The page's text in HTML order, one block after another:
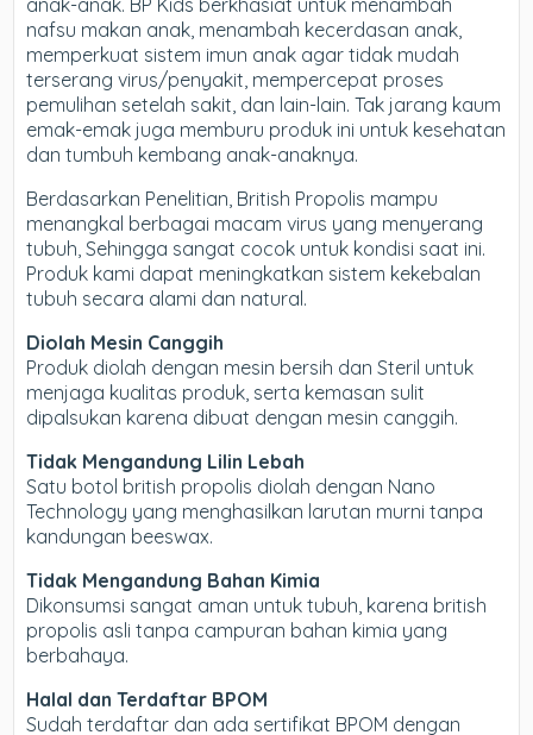
anak-anak. BP Kids berkhasiat untuk menambah
nafsu makan anak, menambah kecerdasan anak,
memperkuat sistem imun anak agar tidak mudah
terserang virus/penyakit, mempercepat proses
pemulihan setelah sakit, dan lain-lain. Tak jarang kaum
emak-emak juga memburu produk ini untuk kesehatan
dan tumbuh kembang anak-anaknya.
Berdasarkan Penelitian, British Propolis mampu
menangkal berbagai macam virus yang menyerang
tubuh, Sehingga sangat cocok untuk kondisi saat ini.
Produk kami dapat meningkatkan sistem kekebalan
tubuh secara alami dan natural.
Diolah Mesin Canggih
Produk diolah dengan mesin bersih dan Steril untuk
menjaga kualitas produk, serta kemasan sulit
dipalsukan karena dibuat dengan mesin canggih.
Tidak Mengandung Lilin Lebah
Satu botol british propolis diolah dengan Nano
Technology yang menghasilkan larutan murni tanpa
kandungan beeswax.
Tidak Mengandung Bahan Kimia
Dikonsumsi sangat aman untuk tubuh, karena british
propolis asli tanpa campuran bahan kimia yang
berbahaya.
Halal dan Terdaftar BPOM
Sudah terdaftar dan ada sertifikat BPOM dengan